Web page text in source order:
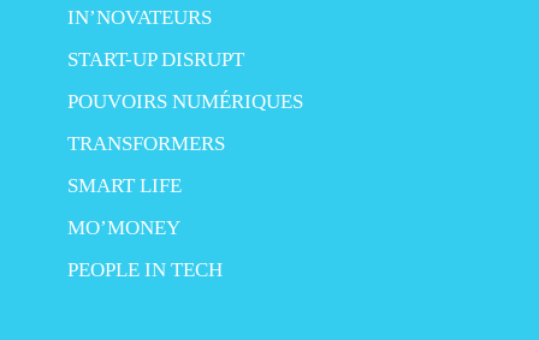
IN’NOVATEURS
START-UP DISRUPT
POUVOIRS NUMÉRIQUES
TRANSFORMERS
SMART LIFE
MO’MONEY
PEOPLE IN TECH